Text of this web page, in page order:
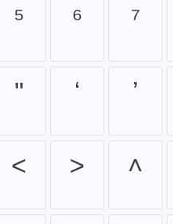
⁵ ⁶ ⁷
ʺ ʻ ʼ
˂ ˃ ˄